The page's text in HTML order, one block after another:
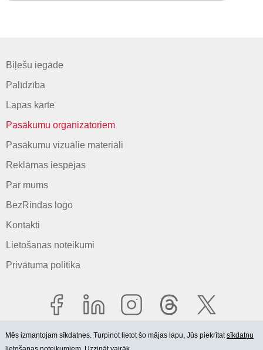
Biļešu iegāde
Palīdzība
Lapas karte
Pasākumu organizatoriem
Pasākumu vizuālie materiāli
Reklāmas iespējas
Par mums
BezRindas logo
Kontakti
Lietošanas noteikumi
Privātuma politika
Mēs izmantojam sīkdatnes. Turpinot lietot šo mājas lapu, Jūs piekrītatsīkdatņu